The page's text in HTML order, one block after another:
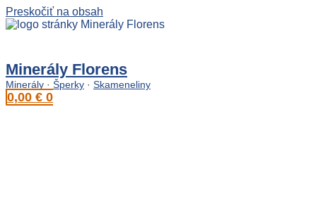
Preskočiť na obsah
Minerály Florens
Minerály · Šperky · Skameneliny
0,00 € 0